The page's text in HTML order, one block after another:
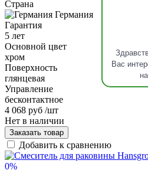
Вас
Страна
Германия
Гарантия
5 лет
Основной цвет
хром
Поверхность
глянцевая
Управление
бесконтактное
4 068 руб /шт
Нет в наличии
Заказать товар
Добавить к сравнению
0%